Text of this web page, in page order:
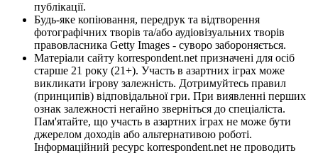
публікації.
Будь-яке копіювання, передрук та відтворення
фотографічних творів та/або аудіовізуальних творів
правовласника Getty Images - суворо забороняється.
Матеріали сайту korrespondent.net призначені для осіб
старше 21 року (21+). Участь в азартних іграх може
викликати ігрову залежність. Дотримуйтесь правил
(принципів) відповідальної гри. При виявленні перших
ознак залежності негайно зверніться до спеціаліста.
Пам'ятайте, що участь в азартних іграх не може бути
джерелом доходів або альтернативою роботі.
Інформаційний ресурс korrespondent.net не проводить